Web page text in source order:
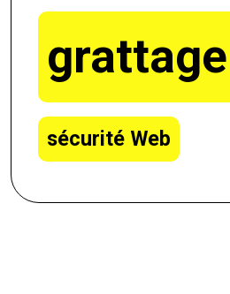
sécurité Web